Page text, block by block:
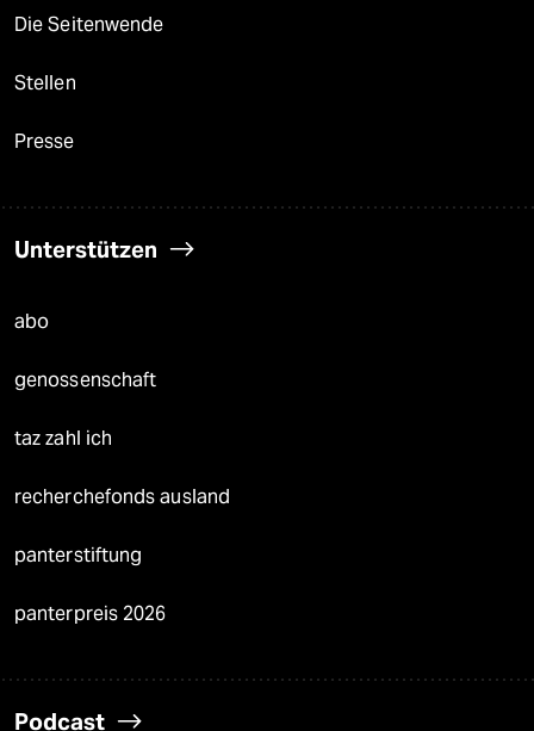
Die Seitenwende
Stellen
Presse
Unterstützen
abo
genossenschaft
taz zahl ich
recherchefonds ausland
panterstiftung
panterpreis 2026
Podcast